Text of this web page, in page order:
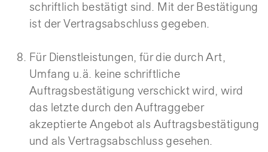
schriftlich bestätigt sind. Mit der Bestätigung
ist der Vertragsabschluss gegeben.
Für Dienstleistungen, für die durch Art,
Umfang u.ä. keine schriftliche
Auftragsbestätigung verschickt wird, wird
das letzte durch den Auftraggeber
akzeptierte Angebot als Auftragsbestätigung
und als Vertragsabschluss gesehen.